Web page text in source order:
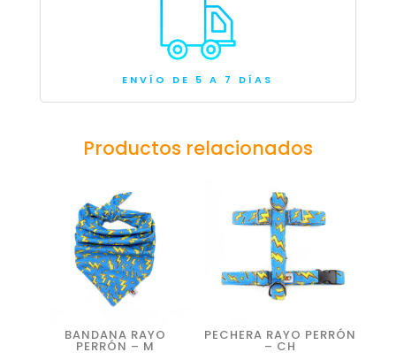
ENVÍO DE 5 A 7 DÍAS
Productos relacionados
BANDANA RAYO
PERRÓN – M
PECHERA RAYO PERRÓN
– CH